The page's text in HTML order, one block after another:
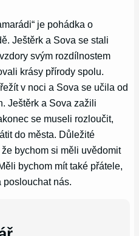
je pohádka o
Ještěrk a Sova se stali
svým rozdílnostem
krásy přírody spolu.
v noci a Sova se učila od
Ještěrk a Sova zažili
se museli rozloučit,
do města. Důležité
bychom si měli uvědomit
bychom mít také přátele,
poslouchat nás.